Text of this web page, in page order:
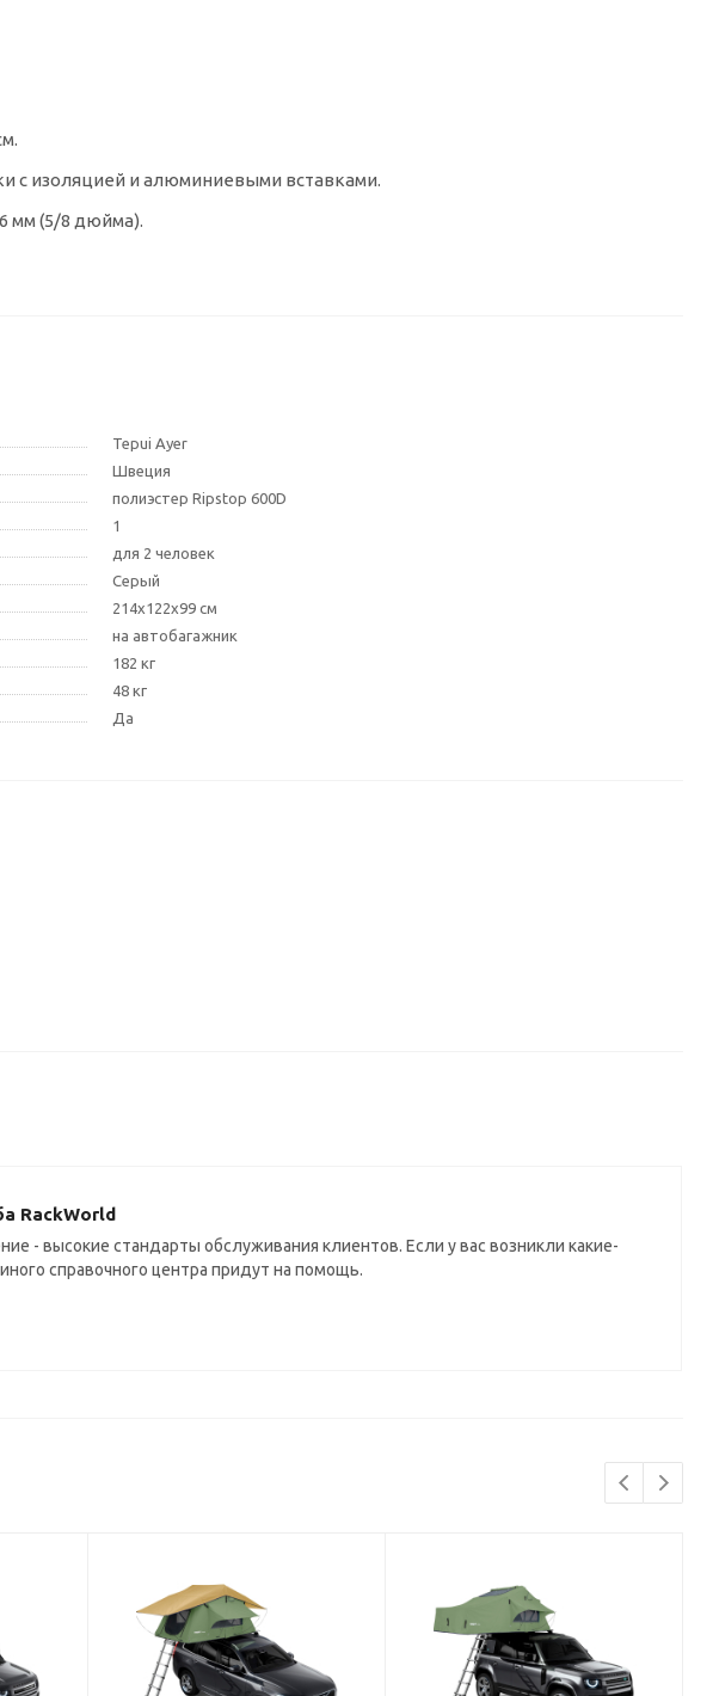
с изоляцией и алюминиевыми вставками.
мм (5/8 дюйма).
Tepui Ayer
Швеция
полиэстер Ripstop 600D
1
для 2 человек
Cерый
214x122x99 см
на автобагажник
182 кг
48 кг
Да
RackWorld
- высокие стандарты обслуживания клиентов. Если у вас возникли какие-
справочного центра придут на помощь.